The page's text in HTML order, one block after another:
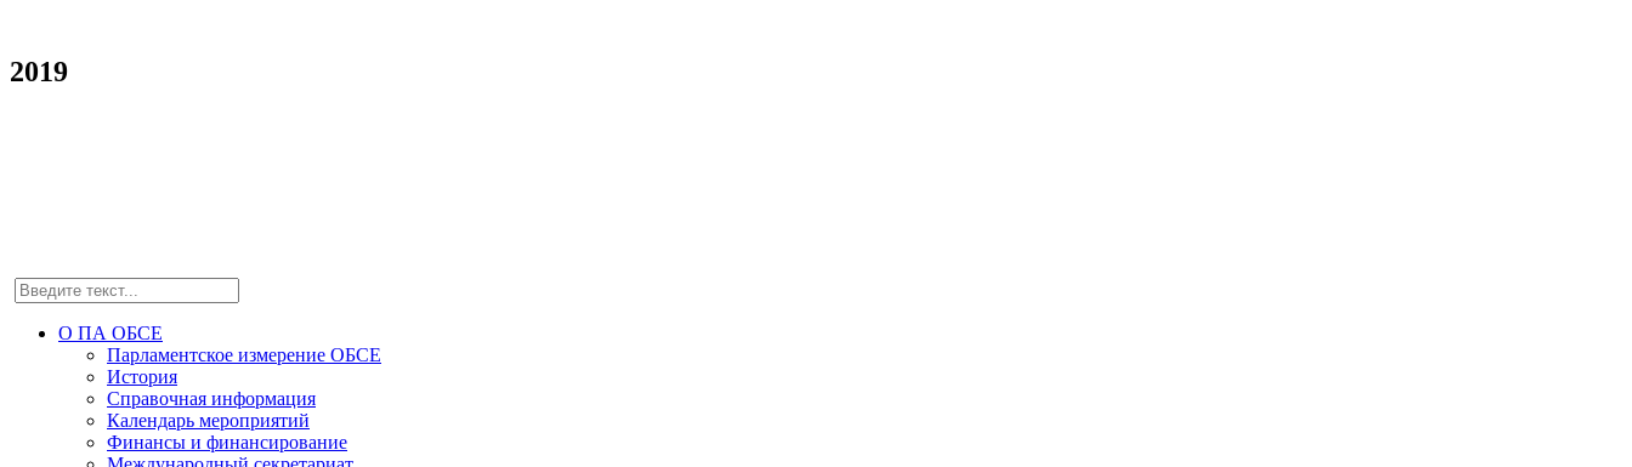
2019
О ПА ОБСЕ
Парламентское измерение ОБСЕ
История
Справочная информация
Календарь мероприятий
Финансы и финансирование